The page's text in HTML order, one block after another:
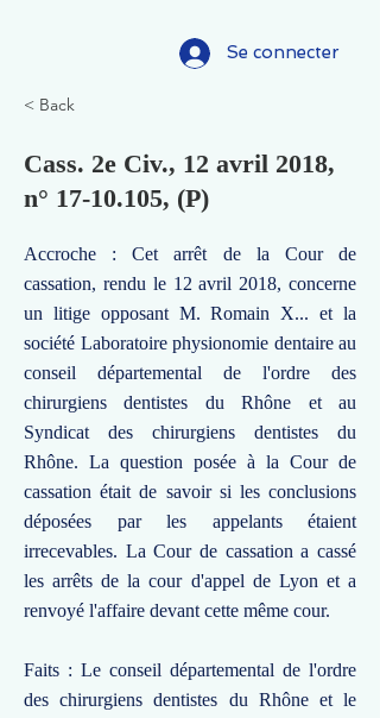
Se connecter
< Back
Cass. 2e Civ., 12 avril 2018,
n° 17-10.105, (P)
Accroche : Cet arrêt de la Cour de
cassation, rendu le 12 avril 2018, concerne
un litige opposant M. Romain X... et la
société Laboratoire physionomie dentaire au
conseil départemental de l'ordre des
chirurgiens dentistes du Rhône et au
Syndicat des chirurgiens dentistes du
Rhône. La question posée à la Cour de
cassation était de savoir si les conclusions
déposées par les appelants étaient
irrecevables. La Cour de cassation a cassé
les arrêts de la cour d'appel de Lyon et a
renvoyé l'affaire devant cette même cour.
Faits : Le conseil départemental de l'ordre
des chirurgiens dentistes du Rhône et le